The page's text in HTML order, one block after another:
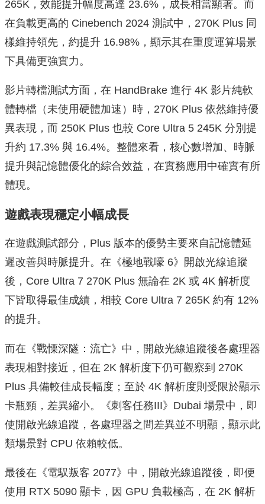
265K，效能提升幅度高達 23.6%，成長相當顯著。而
在負載更高的 Cinebench 2024 測試中，270K Plus 同
樣維持領先，約提升 16.98%，顯示其在重度運算場景
下具備更強實力。
影片轉檔測試方面，在 HandBrake 進行 4K 影片純軟
體轉檔（未使用硬體加速）時，270K Plus 依然維持優
異表現，而 250K Plus 也較 Core Ultra 5 245K 分別提
升約 17.3% 與 16.4%。整體來看，核心數增加、時脈
提升與記憶體優化的綜合效益，在實務應用中確實有所
體現。
遊戲表現穩定小幅成長
在遊戲測試部分，Plus 版本的優勢主要來自記憶體延
遲改善與時脈提升。在《極地戰嚎 6》開啟光線追蹤
後，Core Ultra 7 270K Plus 無論在 2K 或 4K 解析度
下皆取得最佳成績，相較 Core Ultra 7 265K 約有 12%
的提升。
而在《戰慄深隧：流亡》中，開啟光線追蹤後各處理器
表現相對接近，但在 2K 解析度下仍可觀察到 270K
Plus 具備較佳成長幅度；至於 4K 解析度則受限於顯示
卡瓶頸，差異縮小。《刺客任務III》Dubai 場景中，即
使開啟光線追蹤，各處理器之間差異並不明顯，顯示此
類場景對 CPU 依賴較低。
最後在《電馭叛客 2077》中，開啟光線追蹤後，即便
使用 RTX 5090 顯卡，因 GPU 負載極高，在 2K 解析